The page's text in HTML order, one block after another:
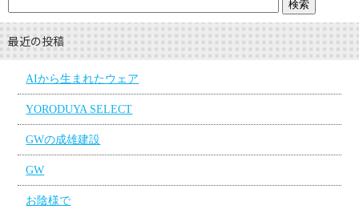
最近の投稿
AIから生まれたウェア
YORODUYA SELECT
GWの成雄建設
GW
お陰様で